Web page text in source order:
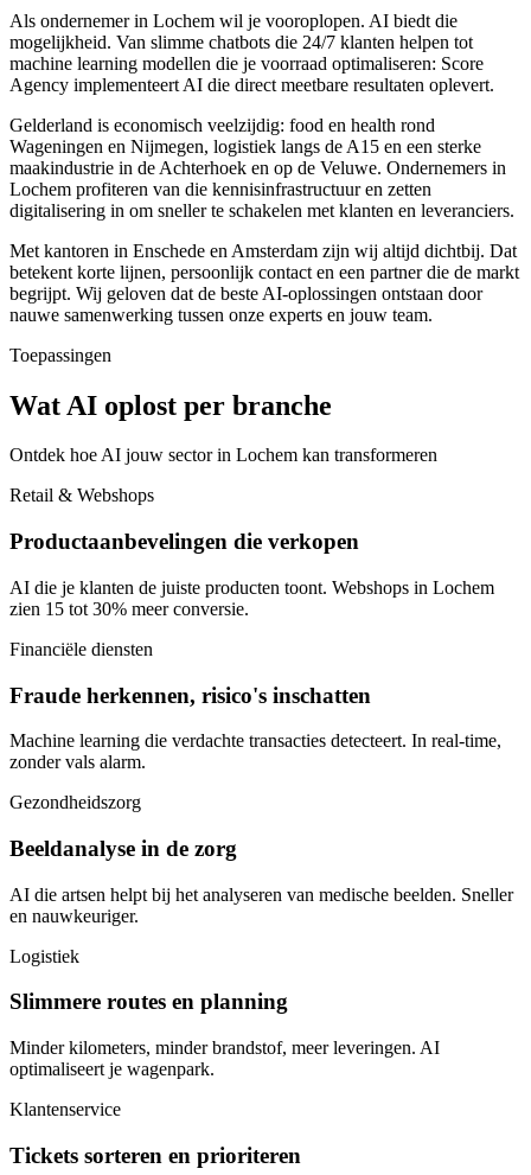
Als ondernemer in Lochem wil je vooroplopen. AI biedt die
mogelijkheid. Van slimme chatbots die 24/7 klanten helpen tot
machine learning modellen die je voorraad optimaliseren: Score
Agency implementeert AI die direct meetbare resultaten oplevert.
Gelderland is economisch veelzijdig: food en health rond
Wageningen en Nijmegen, logistiek langs de A15 en een sterke
maakindustrie in de Achterhoek en op de Veluwe. Ondernemers in
Lochem profiteren van die kennisinfrastructuur en zetten
digitalisering in om sneller te schakelen met klanten en leveranciers.
Met kantoren in Enschede en Amsterdam zijn wij altijd dichtbij. Dat
betekent korte lijnen, persoonlijk contact en een partner die de markt
begrijpt. Wij geloven dat de beste AI-oplossingen ontstaan door
nauwe samenwerking tussen onze experts en jouw team.
Toepassingen
Wat AI oplost per branche
Ontdek hoe AI jouw sector in Lochem kan transformeren
Retail & Webshops
Productaanbevelingen die verkopen
AI die je klanten de juiste producten toont. Webshops in Lochem
zien 15 tot 30% meer conversie.
Financiële diensten
Fraude herkennen, risico's inschatten
Machine learning die verdachte transacties detecteert. In real-time,
zonder vals alarm.
Gezondheidszorg
Beeldanalyse in de zorg
AI die artsen helpt bij het analyseren van medische beelden. Sneller
en nauwkeuriger.
Logistiek
Slimmere routes en planning
Minder kilometers, minder brandstof, meer leveringen. AI
optimaliseert je wagenpark.
Klantenservice
Tickets sorteren en prioriteren